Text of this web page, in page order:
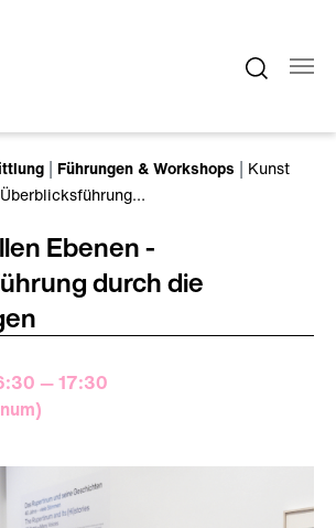
Führungen & Workshops
Kunst
Ebenen -
durch die
— 17:30